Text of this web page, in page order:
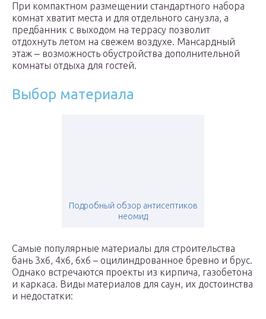
При компактном размещении стандартного набора
комнат хватит места и для отдельного санузла, а
предбанник с выходом на террасу позволит
отдохнуть летом на свежем воздухе. Мансардный
этаж ‒ возможность обустройства дополнительной
комнаты отдыха для гостей.
Выбор материала
Подробный обзор антисептиков
неомид
Самые популярные материалы для строительства
бань 3х6, 4х6, 6х6 – оцилиндрованное бревно и брус.
Однако встречаются проекты из кирпича, газобетона
и каркаса. Виды материалов для саун, их достоинства
и недостатки: